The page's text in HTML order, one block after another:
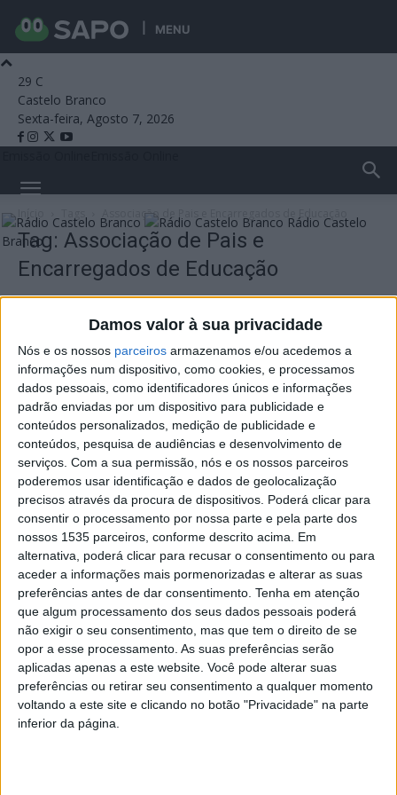
MENU
Damos valor à sua privacidade
Nós e os nossos parceiros armazenamos e/ou acedemos a
informações num dispositivo, como cookies, e processamos
dados pessoais, como identificadores únicos e informações
padrão enviadas por um dispositivo para publicidade e
conteúdos personalizados, medição de publicidade e
conteúdos, pesquisa de audiências e desenvolvimento de
serviços. Com a sua permissão, nós e os nossos parceiros
poderemos usar identificação e dados de geolocalização
precisos através da procura de dispositivos. Poderá clicar para
consentir o processamento por nossa parte e pela parte dos
nossos 1535 parceiros, conforme descrito acima. Em
alternativa, poderá clicar para recusar o consentimento ou para
aceder a informações mais pormenorizadas e alterar as suas
preferências antes de dar consentimento. Tenha em atenção
que algum processamento dos seus dados pessoais poderá
não exigir o seu consentimento, mas que tem o direito de se
opor a esse processamento. As suas preferências serão
aplicadas apenas a este website. Você pode alterar suas
preferências ou retirar seu consentimento a qualquer momento
voltando a este site e clicando no botão "Privacidade" na parte
inferior da página.
29 C
Castelo Branco
Sexta-feira, Agosto 7, 2026
Rádio Castelo
Branco
Associação de Pais e Encarregados de Educação
Tag: Associação de Pais e
Encarregados de Educação
Márcio Fernandinho eleito presidente da
Associação de Pais e Encarregados de
Educação...
Rádio Castelo Branco - 21 de Dezembro, 2023
PUBLICIDADE
PUBLICIDADE